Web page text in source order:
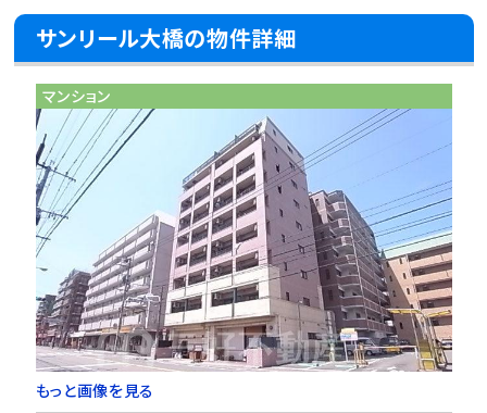
サンリール大橋の物件詳細
マンション
もっと画像を見る